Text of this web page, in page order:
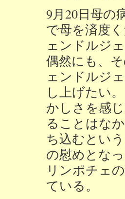
9月20日母の
で母を済度
ェンドルジ
偶然にも、
ェンドルジ
し上げたい
かしさを感
ることはな
ち込むとい
の慰めとな
リンポチェ
ている。